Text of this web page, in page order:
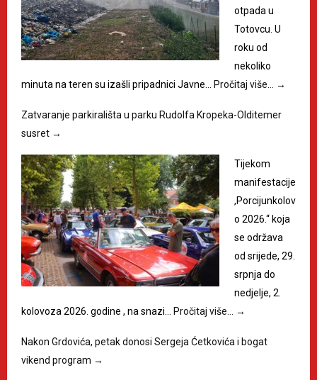
otpada u
Totovcu. U
roku od
nekoliko
minuta na teren su izašli pripadnici Javne…
Pročitaj više… →
Zatvaranje parkirališta u parku Rudolfa Kropeka-Olditemer
susret →
Tijekom
manifestacije
,Porcijunkolov
o 2026.“ koja
se održava
od srijede, 29.
srpnja do
nedjelje, 2.
kolovoza 2026. godine , na snazi…
Pročitaj više… →
Nakon Grdovića, petak donosi Sergeja Ćetkovića i bogat
vikend program →